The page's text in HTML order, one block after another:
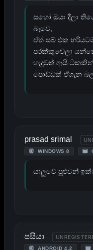
සහෝ ඔයා දීලා
බෑවෙ,
ඒත් සබ් එක
පරක්කුවෙලා
හැදුවත් ආයි
පොඩ්ඩක් ඒගැන
prasad srimal
WINDOWS 8
යාලුවේ පුළුවන්
පසියා
ANDROID 4.2